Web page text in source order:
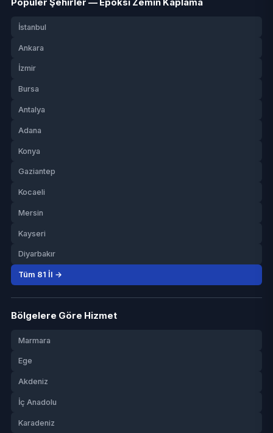
Popüler Şehirler — Epoksi Zemin Kaplama
İstanbul
Ankara
İzmir
Bursa
Antalya
Adana
Konya
Gaziantep
Kocaeli
Mersin
Kayseri
Diyarbakır
Tüm 81 İl →
Bölgelere Göre Hizmet
Marmara
Ege
Akdeniz
İç Anadolu
Karadeniz